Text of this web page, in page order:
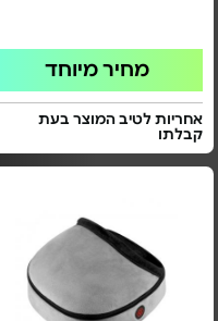
מחיר מיוחד
אחריות לטיב המוצר בעת
קבלתו